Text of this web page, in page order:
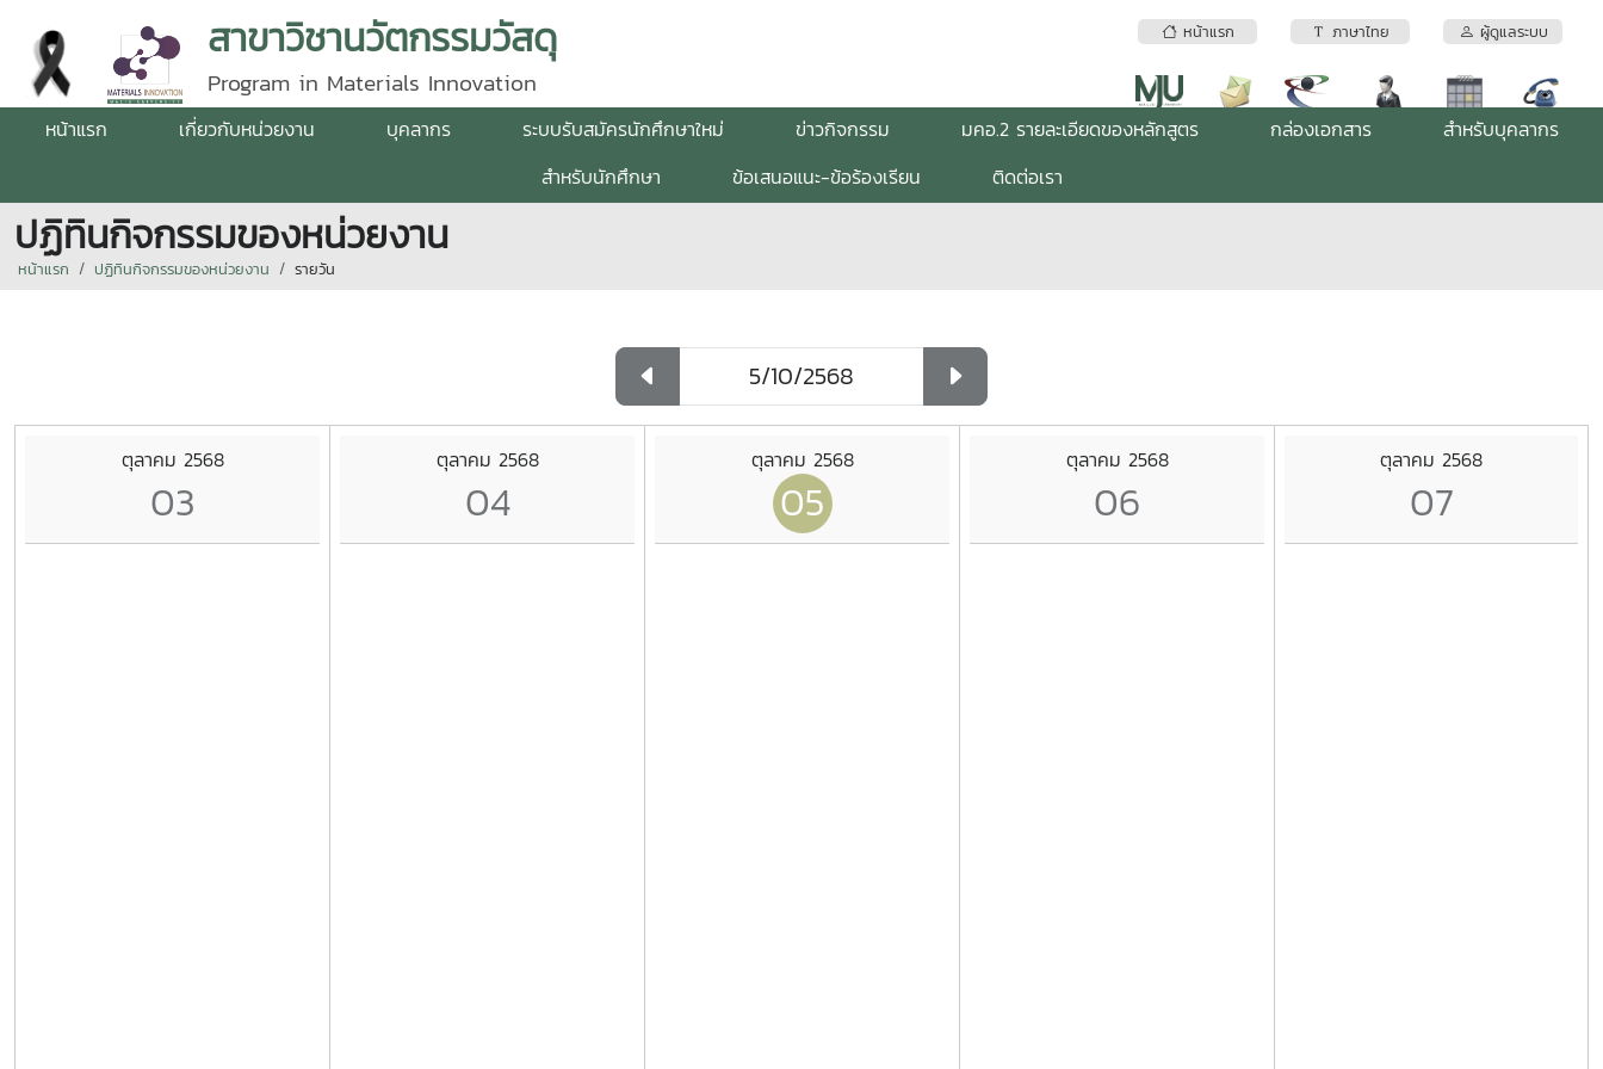
หน้าแรก ภาษาไทย ผู้ดูแลระบบ
สาขาวิชานวัตกรรมวัสดุ
Program in Materials Innovation
หน้าแรก เกี่ยวกับหน่วยงาน บุคลากร ระบบรับสมัครนักศึกษาใหม่ ข่าวกิจกรรม มคอ.2 รายละเอียดของหลักสูตร กล่องเอกสาร
สำหรับบุคลากร
สำหรับนักศึกษา
ข้อเสนอแนะ-ข้อร้องเรียน ติดต่อเรา
ปฏิทินกิจกรรมของหน่วยงาน
หน้าแรก ปฏิทินกิจกรรมของหน่วยงาน รายวัน
ตุลาคม 2568
03
ตุลาคม 2568
04
ตุลาคม 2568
05
ตุลาคม 2568
06
ตุลาคม 2568
07